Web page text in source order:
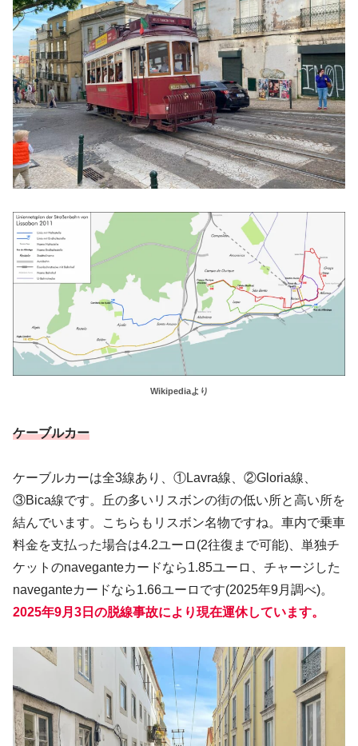
Wikipediaより
ケーブルカー
ケーブルカーは全3線あり、①Lavra線、②Gloria線、
③Bica線です。丘の多いリスボンの街の低い所と高い所を
結んでいます。こちらもリスボン名物ですね。車内で乗車
料金を支払った場合は4.2ユーロ(2往復まで可能)、単独チ
ケットのnaveganteカードなら1.85ユーロ、チャージした
naveganteカードなら1.66ユーロです(2025年9月調べ)。
2025年9月3日の脱線事故により現在運休しています。